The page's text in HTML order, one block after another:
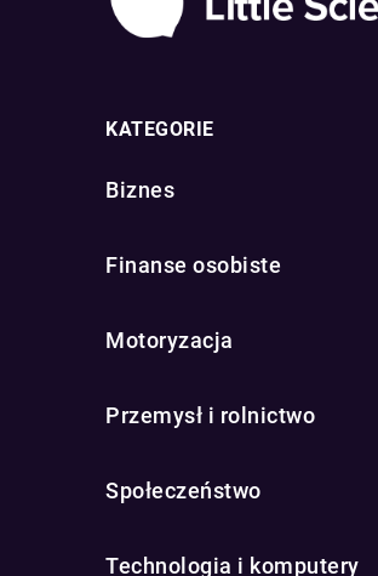
KATEGORIE
Biznes
Finanse osobiste
Motoryzacja
Przemysł i rolnictwo
Społeczeństwo
Technologia i komputery